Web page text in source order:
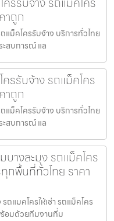
าถูก
แม็คโครรับจ้าง บริการทั่วไทย
สบการณ์ แล
รรับจ้าง รถแม็คโคร
าถูก
แม็คโครรับจ้าง บริการทั่วไทย
สบการณ์ แล
บางละมุง รถแม็คโคร
กพื้นที่ทั่วไทย ราคา
ถแมคโครให้เช่า รถแม็คโคร
ร้อมด้วยทีมงานที่ม